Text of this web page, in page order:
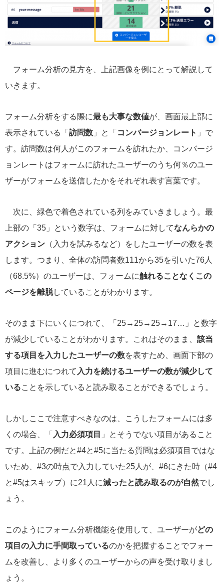
フォーム分析の見方を、上記画像を例にとって解説して
いきます。
フォーム分析をする際に最も大事な数値が、画面最上部に
表示されている「 訪問数 」と「 コンバージョンレート 」で
す。訪問数は何人がこのフォームを訪れたか、コンバージ
ョンレートはフォームに訪れたユーザーのうち何％のユー
ザーがフォームを送信したかをそれぞれ表す言葉です。
次に、緑色で着色されている列をみていきましょう。最
上部の「35」という数字は、フォームに対してなんらかの
アクション （入力を試みるなど）をしたユーザーの数を表
します。つまり、全体の訪問者数111から35を引いた76人
（68.5%）のユーザーは、フォームに触れることなくこの
ページを離脱していることがわかります。
そのまま下にいくにつれて、「25→25→25→17…」と数字
が減少していることがわかります。これはそのまま、 該当
する項目を入力したユーザーの数を表すため、画面下部の
項目に進むにつれて 入力を続けるユーザーの数が減少して
いることを示していると読み取ることができるでしょう。
しかしここで注意すべきなのは、こうしたフォームには多
くの場合、「 入力必須項目 」とそうでない項目があること
です。上記の例だと#4と#5に当たる質問は必須項目ではな
いため、#3の時点で入力していた25人が、#6にきた時（#4
と#5はスキップ）に21人に減ったと読み取るのが自然でし
ょう。
このようにフォーム分析機能を使用して、ユーザーがどの
項目の入力に手間取っているのかを把握することでフォー
ムを改善し、より多くのユーザーからの声を受け取りまし
ょう。